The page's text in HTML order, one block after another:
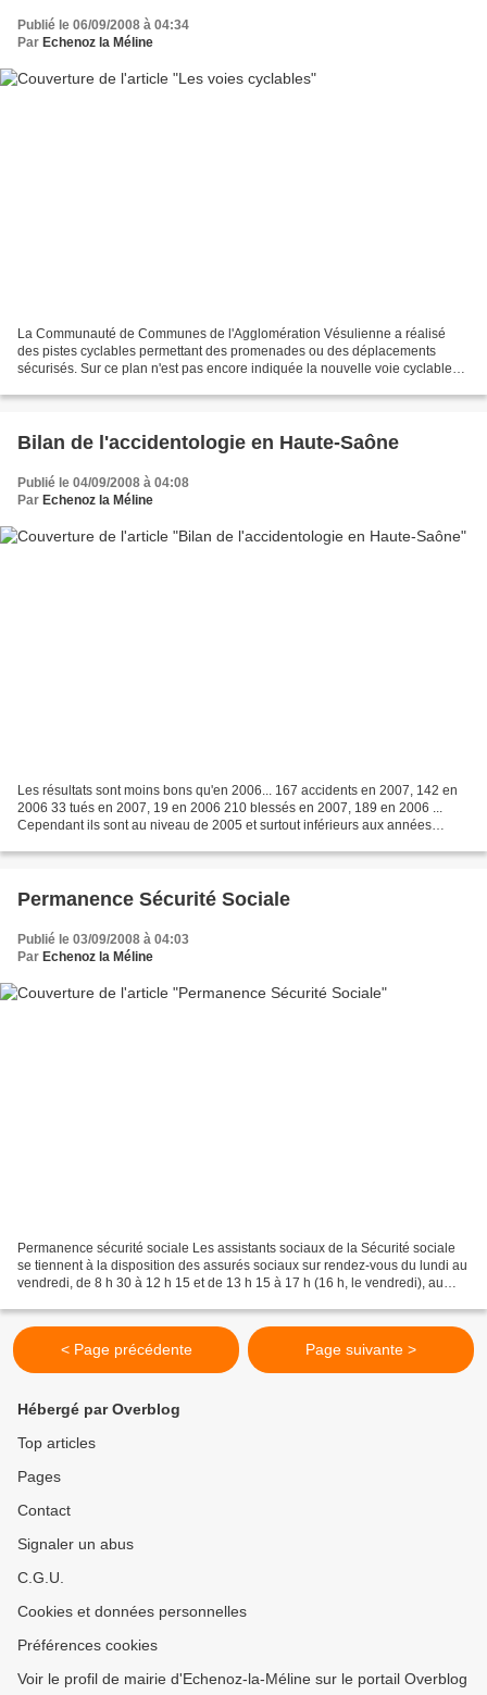
Publié le 06/09/2008 à 04:34
Par Echenoz la Méline
La Communauté de Communes de l'Agglomération Vésulienne a réalisé
des pistes cyclables permettant des promenades ou des déplacements
sécurisés. Sur ce plan n'est pas encore indiquée la nouvelle voie cyclable
Bilan de l'accidentologie en Haute-Saône
Publié le 04/09/2008 à 04:08
Par Echenoz la Méline
Les résultats sont moins bons qu'en 2006... 167 accidents en 2007, 142 en
2006 33 tués en 2007, 19 en 2006 210 blessés en 2007, 189 en 2006 ...
Cependant ils sont au niveau de 2005 et surtout inférieurs aux années
Permanence Sécurité Sociale
Publié le 03/09/2008 à 04:03
Par Echenoz la Méline
Permanence sécurité sociale Les assistants sociaux de la Sécurité sociale
se tiennent à la disposition des assurés sociaux sur rendez-vous du lundi au
vendredi, de 8 h 30 à 12 h 15 et de 13 h 15 à 17 h (16 h, le vendredi), au
< Page précédente Page suivante >
Hébergé par Overblog
Top articles
Pages
Contact
Signaler un abus
C.G.U.
Cookies et données personnelles
Préférences cookies
Voir le profil de mairie d'Echenoz-la-Méline sur le portail Overblog